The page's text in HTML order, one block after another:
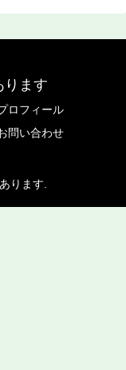
ります
ロフィール
問い合わせ
ります.